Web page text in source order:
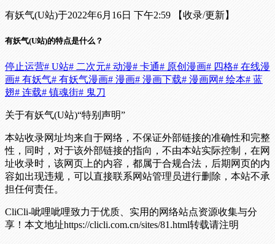
有妖气(U站)于2022年6月16日 下午2:59 【收录/更新】
有妖气(U站)的特点是什么？
停止运营# U站# 二次元# 动漫# 卡通# 原创漫画# 四格# 在线漫
画# 有妖气# 有妖气漫画# 漫画# 漫画下载# 漫画网# 绘本# 蓝
翅# 连载# 镇魂街# 鬼刀
关于有妖气(U站)“特别声明”
本站收录网址均来自于网络，不保证外部链接的准确性和完整
性，同时，对于该外部链接的指向，不由本站实际控制，在网
址收录时，该网页上的内容，都属于合规合法，后期网页的内
容如出现违规，可以直接联系网站管理员进行删除，本站不承
担任何责任。
CliCli-呲哩呲哩致力于优质、实用的网络站点资源收集与分
享！ 本文地址https://clicli.com.cn/sites/81.html转载请注明